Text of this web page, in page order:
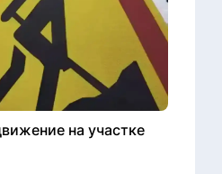
на участке